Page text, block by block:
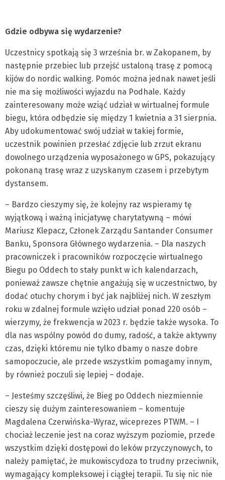
Gdzie odbywa się wydarzenie?
Uczestnicy spotkają się 3 września br. w Zakopanem, by
następnie przebiec lub przejść ustaloną trasę z pomocą
kijów do nordic walking. Pomóc można jednak nawet jeśli
nie ma się możliwości wyjazdu na Podhale. Każdy
zainteresowany może wziąć udział w wirtualnej formule
biegu, która odbędzie się między 1 kwietnia a 31 sierpnia.
Aby udokumentować swój udział w takiej formie,
uczestnik powinien przesłać zdjęcie lub zrzut ekranu
dowolnego urządzenia wyposażonego w GPS, pokazujący
pokonaną trasę wraz z uzyskanym czasem i przebytym
dystansem.
– Bardzo cieszymy się, że kolejny raz wspieramy tę
wyjątkową i ważną inicjatywę charytatywną – mówi
Mariusz Klepacz, Członek Zarządu Santander Consumer
Banku, Sponsora Głównego wydarzenia. – Dla naszych
pracowniczek i pracowników rozpoczęcie wirtualnego
Biegu po Oddech to stały punkt w ich kalendarzach,
ponieważ zawsze chętnie angażują się w uczestnictwo, by
dodać otuchy chorym i być jak najbliżej nich. W zeszłym
roku w zdalnej formule wzięło udział ponad 220 osób –
wierzymy, że frekwencja w 2023 r. będzie także wysoka. To
dla nas wspólny powód do dumy, radość, a także aktywny
czas, dzięki któremu nie tylko dbamy o nasze dobre
samopoczucie, ale przede wszystkim pomagamy innym,
by również poczuli się lepiej – dodaje.
– Jesteśmy szczęśliwi, że Bieg po Oddech niezmiennie
cieszy się dużym zainteresowaniem – komentuje
Magdalena Czerwińska-Wyraz, wiceprezes PTWM. – I
chociaż leczenie jest na coraz wyższym poziomie, przede
wszystkim dzięki dostępowi do leków przyczynowych, to
należy pamiętać, że mukowiscydoza to trudny przeciwnik,
wymagający kompleksowej i ciągłej terapii. Tu się nic nie